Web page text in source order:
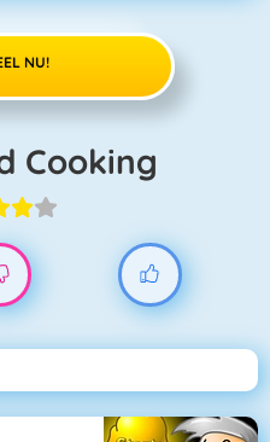
NU!
Cooking